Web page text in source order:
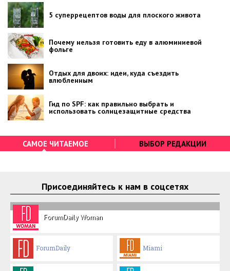
5 суперрецептов воды для плоского живота
Почему нельзя готовить еду в алюминиевой
фольге
Отдых для двоих: идеи, куда съездить
влюбленным
Гид по SPF: как правильно выбрать и
использовать солнцезащитные средства
САМОЕ ЧИТАЕМОЕ ВЫБОР РЕДАКЦИИ
Присоединяйтесь к нам в соцсетях
ForumDaily Woman
ForumDaily Miami